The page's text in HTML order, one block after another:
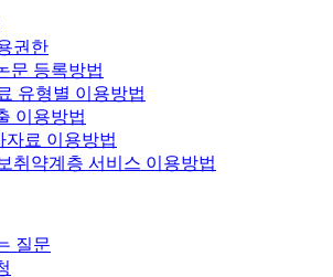
권한
문 등록방법
유형별 이용방법
이용방법
자료 이용방법
취약계층 서비스 이용방법
질문